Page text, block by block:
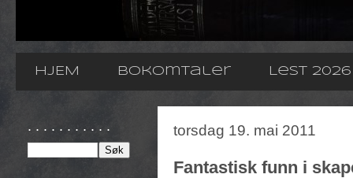
HJEM Bokomtaler Lest 2026
torsdag 19. mai 2011
Fantastisk funn i
. . . . . . . . . . .